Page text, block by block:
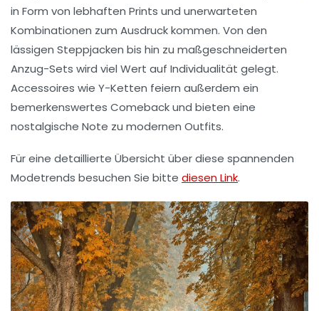
in Form von lebhaften Prints und unerwarteten
Kombinationen zum Ausdruck kommen. Von den
lässigen Steppjacken bis hin zu maßgeschneiderten
Anzug-Sets wird viel Wert auf Individualität gelegt.
Accessoires wie Y-Ketten feiern außerdem ein
bemerkenswertes Comeback und bieten eine
nostalgische Note zu modernen Outfits.
Für eine detaillierte Übersicht über diese spannenden
Modetrends besuchen Sie bitte diesen Link.